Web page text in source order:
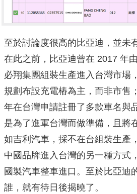
至於討論度很高的比亞迪，並未
在此之前，比亞迪曾在 2017 年
必翔集團組裝生產進入台灣市場
規劃布設充電樁為主，而非市售
年在台灣申請註冊了多款車名與
是為了進軍台灣而做準備，且將
如吉利汽車，採不在台組裝生產
中國品牌進入台灣的另一種方式
國製汽車整車進口。至於比亞迪
誰，就有待日後揭曉了。